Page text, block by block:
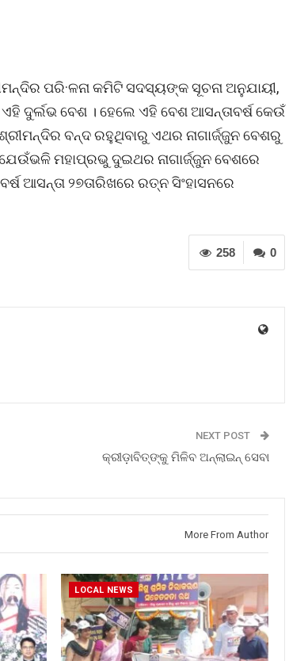
ପରି·ଳନା କମିଟି ସଦସ୍ୟଙ୍କ ସୂଚନା ଅନୁଯାୟୀ,
ଦୁର୍ଲଭ ବେଶ । ହେଲେ ଏହି ବେଶ ଆସନ୍ତାବର୍ଷ କେଉଁ
ବନ୍ଦ ରହୁଥିବାରୁ ଏଥର ନାଗାର୍ଜ୍ଜୁନ ବେଶରୁ
ମହାପ୍ରଭୁ ଦୁଇଥର ନାଗାର୍ଜ୍ଜୁନ ବେଶରେ
ଆସନ୍ତା ୨୭ତାରିଖରେ ରତ୍ନ ସିଂହାସନରେ
0
258
NEXT POST
କ୍ରୀଡ଼ାବିତ୍ଙ୍କୁ ମିଳିବ ଅନ୍ଲାଇନ୍ ସେବା
More From Author
LOCAL NEWS